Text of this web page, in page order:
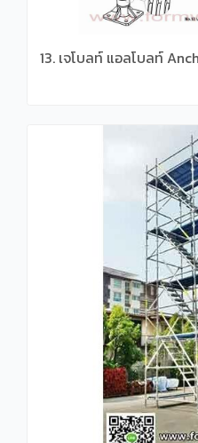
13. เจโบลท์ แอลโบลท์